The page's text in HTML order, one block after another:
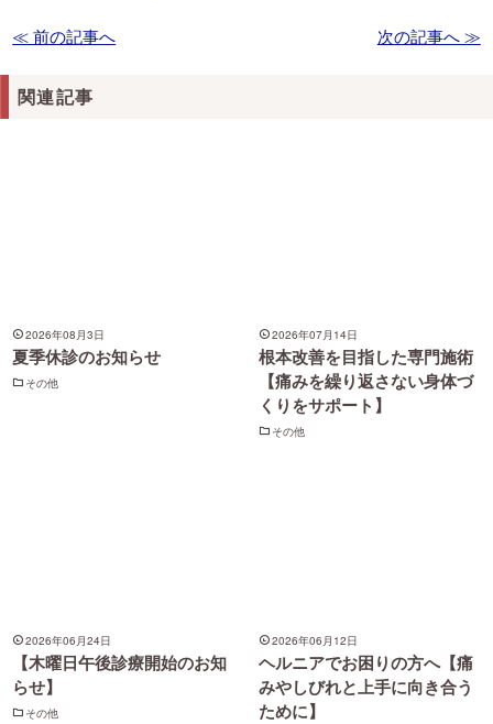
≪ 前の記事へ 次の記事へ ≫
関連記事
2026年08月3日
夏季休診のお知らせ
その他
2026年07月14日
根本改善を目指した専門施術
【痛みを繰り返さない身体づ
くりをサポート】
その他
2026年06月24日
【木曜日午後診療開始のお知
らせ】
その他
2026年06月12日
ヘルニアでお困りの方へ【痛
みやしびれと上手に向き合う
ために】